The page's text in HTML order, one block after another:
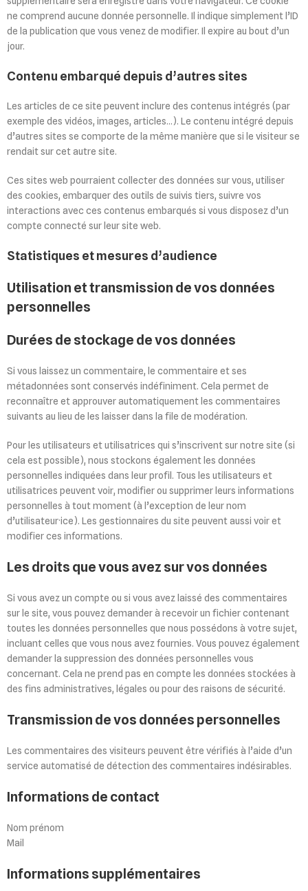
ne comprend aucune donnée personnelle. Il indique simplement l’ID
de la publication que vous venez de modifier. Il expire au bout d’un
jour.
Contenu embarqué depuis d’autres sites
Les articles de ce site peuvent inclure des contenus intégrés (par
exemple des vidéos, images, articles…). Le contenu intégré depuis
d’autres sites se comporte de la même manière que si le visiteur se
rendait sur cet autre site.
Ces sites web pourraient collecter des données sur vous, utiliser
des cookies, embarquer des outils de suivis tiers, suivre vos
interactions avec ces contenus embarqués si vous disposez d’un
compte connecté sur leur site web.
Statistiques et mesures d’audience
Utilisation et transmission de vos données
personnelles
Durées de stockage de vos données
Si vous laissez un commentaire, le commentaire et ses
métadonnées sont conservés indéfiniment. Cela permet de
reconnaître et approuver automatiquement les commentaires
suivants au lieu de les laisser dans la file de modération.
Pour les utilisateurs et utilisatrices qui s’inscrivent sur notre site (si
cela est possible), nous stockons également les données
personnelles indiquées dans leur profil. Tous les utilisateurs et
utilisatrices peuvent voir, modifier ou supprimer leurs informations
personnelles à tout moment (à l’exception de leur nom
d’utilisateur·ice). Les gestionnaires du site peuvent aussi voir et
modifier ces informations.
Les droits que vous avez sur vos données
Si vous avez un compte ou si vous avez laissé des commentaires
sur le site, vous pouvez demander à recevoir un fichier contenant
toutes les données personnelles que nous possédons à votre sujet,
incluant celles que vous nous avez fournies. Vous pouvez également
demander la suppression des données personnelles vous
concernant. Cela ne prend pas en compte les données stockées à
des fins administratives, légales ou pour des raisons de sécurité.
Transmission de vos données personnelles
Les commentaires des visiteurs peuvent être vérifiés à l’aide d’un
service automatisé de détection des commentaires indésirables.
Informations de contact
Nom prénom
Mail
Informations supplémentaires